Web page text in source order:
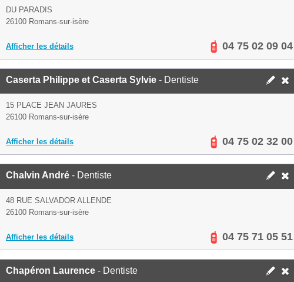
DU PARADIS
26100 Romans-sur-isère
Afficher les détails 04 75 02 09 04
Caserta Philippe et Caserta Sylvie - Dentiste
15 PLACE JEAN JAURES
26100 Romans-sur-isère
Afficher les détails 04 75 02 32 00
Chalvin André - Dentiste
48 RUE SALVADOR ALLENDE
26100 Romans-sur-isère
Afficher les détails 04 75 71 05 51
Chapéron Laurence - Dentiste